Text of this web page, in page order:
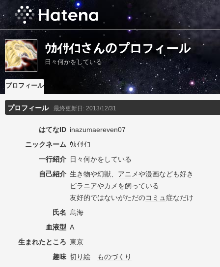
ｳｶｲｻｲｺさんのプロフィール
日々何かをしている
プロフィール
プロフィール 最終更新日: 2013/12/31
はてなID inazumaereven07
ニックネーム ｳｶｲｻｲｺ
一行紹介 日々何かをしている
自己紹介 生き物や幻獣、 アニメや漫画なども好き
ピラニアやカメを飼っている
友好的ではないがただのコミュ症なだけ
氏名 烏海
血液型 A
生まれたところ 東京
趣味 切り絵
ものづくり